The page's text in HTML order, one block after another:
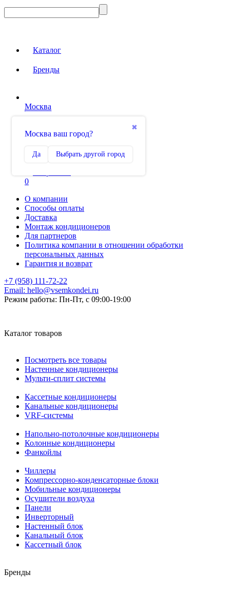
Каталог
Бренды
Москва
✖
Москва ваш город?
Да Выбрать другой город
Сравнение
0
О компании
Способы оплаты
Доставка
Монтаж кондиционеров
Для партнеров
Политика компании в отношении обработки
персональных данных
Гарантия и возврат
+7 (958) 111-72-22
Email: hello@vsemkondei.ru
Режим работы: Пн-Пт, с 09:00-19:00
Каталог товаров
Посмотреть все товары
Настенные кондиционеры
Мульти-сплит системы
Кассетные кондиционеры
Канальные кондиционеры
VRF-системы
Напольно-потолочные кондиционеры
Колонные кондиционеры
Фанкойлы
Чиллеры
Компрессорно-конденсаторные блоки
Мобильные кондиционеры
Осушители воздуха
Панели
Инверторный
Настенный блок
Канальный блок
Кассетный блок
Бренды